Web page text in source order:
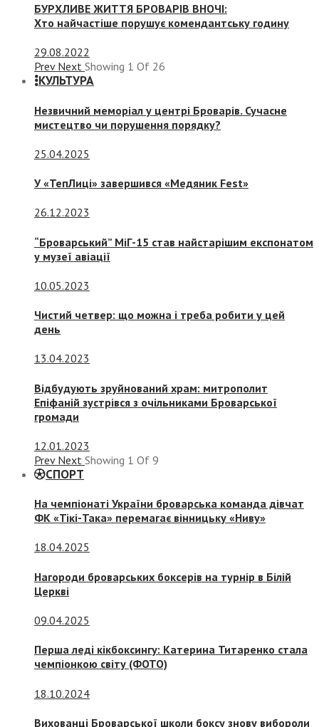
БУРХЛИВЕ ЖИТТЯ БРОВАРІВ ВНОЧІ:
Хто найчастіше порушує комендантську годину
29.08.2022
Prev Next Showing 1 Of 26
КУЛЬТУРА
Незвичний меморіал у центрі Броварів. Сучасне
мистецтво чи порушення порядку?
25.04.2025
У «ТепЛиці» завершився «Медяник Fest»
26.12.2023
“Броварський” МіГ-15 став найстарішим експонатом
у музеї авіації
10.05.2023
Чистий четвер: що можна і треба робити у цей
день
13.04.2023
Відбудують зруйнований храм: митрополит
Епіфаній зустрівся з очільниками Броварської
громади
12.01.2023
Prev Next Showing 1 Of 9
СПОРТ
На чемпіонаті України броварська команда дівчат
ФК «Тікі-Така» перемагає вінницьку «Ниву»
18.04.2025
Нагороди броварських боксерів на турнір в Білій
Церкві
09.04.2025
Перша леді кікбоксингу: Катерина Титаренко стала
чемпіонкою світу (ФОТО)
18.10.2024
Вихованці Броварської школи боксу знову вибороли